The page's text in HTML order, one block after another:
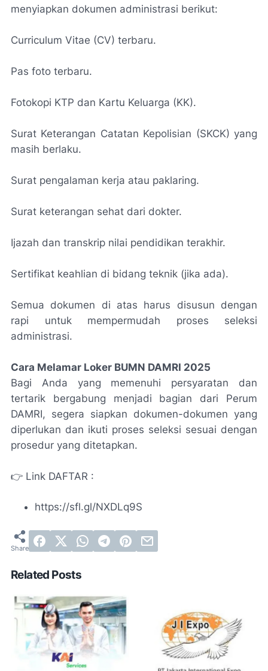
menyiapkan dokumen administrasi berikut:
Curriculum Vitae (CV) terbaru.
Pas foto terbaru.
Fotokopi KTP dan Kartu Keluarga (KK).
Surat Keterangan Catatan Kepolisian (SKCK) yang
masih berlaku.
Surat pengalaman kerja atau paklaring.
Surat keterangan sehat dari dokter.
Ijazah dan transkrip nilai pendidikan terakhir.
Sertifikat keahlian di bidang teknik (jika ada).
Semua dokumen di atas harus disusun dengan
rapi untuk mempermudah proses seleksi
administrasi.
Cara Melamar Loker BUMN DAMRI 2025
Bagi Anda yang memenuhi persyaratan dan
tertarik bergabung menjadi bagian dari Perum
DAMRI, segera siapkan dokumen-dokumen yang
diperlukan dan ikuti proses seleksi sesuai dengan
prosedur yang ditetapkan.
👉 Link DAFTAR :
https://sfl.gl/NXDLq9S
Related Posts